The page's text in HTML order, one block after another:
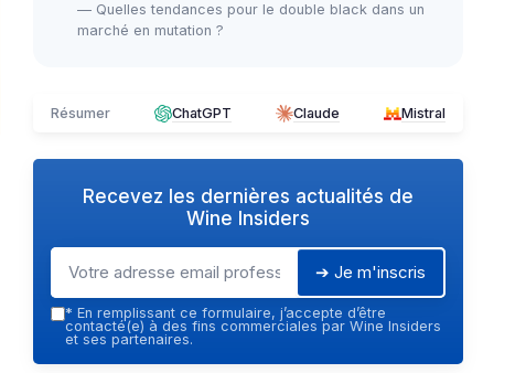
— Quelles tendances pour le double black dans un
marché en mutation ?
Résumer ChatGPT Claude Mistral
Recevez les dernières actualités de
Wine Insiders
➔ Je m'inscris
* En remplissant ce formulaire, j’accepte d’être
contacté(e) à des fins commerciales par Wine Insiders
et ses partenaires.